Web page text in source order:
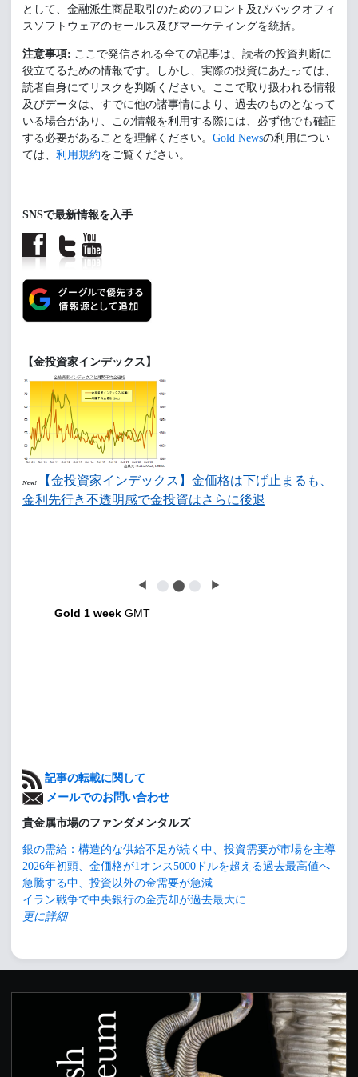
として、金融派生商品取引のためのフロント及びバックオフィ
スソフトウェアのセールス及びマーケティングを統括。
注意事項: ここで発信される全ての記事は、読者の投資判断に
役立てるための情報です。しかし、実際の投資にあたっては、
読者自身にてリスクを判断ください。ここで取り扱われる情報
及びデータは、すでに他の諸事情により、過去のものとなって
いる場合があり、この情報を利用する際には、必ず他でも確証
する必要があることを理解ください。 Gold Newsの利用につい
ては、 利用規約をご覧ください。
SNSで最新情報を入手
【金投資家インデックス】
New!
【金投資家インデックス】金価格は下げ止まるも、
金利先行き不透明感で金投資はさらに後退
◀ ⬤ ⬤ ⬤ ▶
Gold 1 week GMT
記事の転載に関して
メールでのお問い合わせ
貴金属市場のファンダメンタルズ
銀の需給：構造的な供給不足が続く中、投資需要が市場を主導
2026年初頭、金価格が1オンス5000ドルを超える過去最高値へ
急騰する中、投資以外の金需要が急減
イラン戦争で中央銀行の金売却が過去最大に
更に詳細